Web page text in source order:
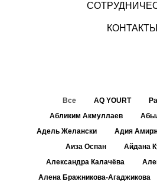
КОНТАКТЫ
Все AQ YOURT
Абликим Акмуллаев
Адель Желански
Адия
Аиза Оспан
Айдана
Александра Калачёва
Алена Бражникова-Агаджикова